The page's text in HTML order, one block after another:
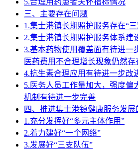
三、主要存在问题
1.集士港镇长期照护服务存在“三
2.集士港镇长期照护服务体系建
3.基本药物使用覆盖面有待进一
医药费用不合理增长现象仍然存
4.抗生素合理应用有待进一步改
5.医务人员工作量加大，强度偏
机制有待进一步完善
四、推进集士港镇健康服务发展
1.充分发挥好“多元主体作用”
2.着力建好“一个网络”
3.发展好“三支队伍”